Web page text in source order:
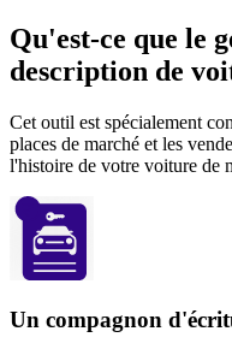
Qu'est-ce que le
description de
Cet outil est spécialement
places de marché et les
l'histoire de votre voiture de
Un compagnon